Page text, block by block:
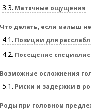
3.3 Маточные ощущения
Что делать, если малыш
4.1 Позиции для
4.2 Посещение
Возможные осложнения
5.1 Риски и задержки в
Роды при головном